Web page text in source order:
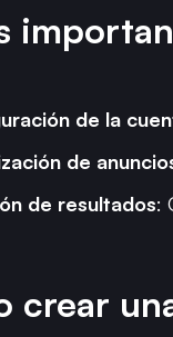
de la
de
de resultados:
crear